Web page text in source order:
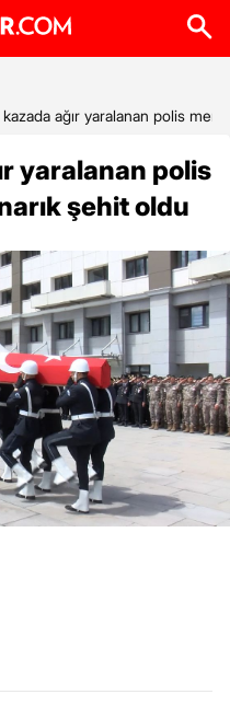
ağır yaralanan polis
yaralanan polis
şehit oldu